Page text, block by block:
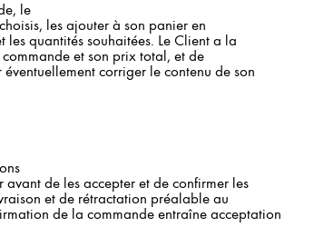
le
les ajouter à son panier en
les quantités souhaitées. Le Client a la
et son prix total, et de
corriger le contenu de son
de les accepter et de confirmer les
et de rétractation préalable au
de la commande entraîne acceptation